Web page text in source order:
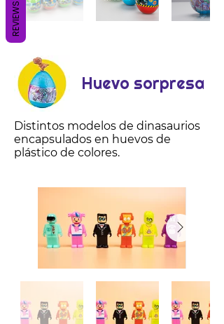
Huevo sorpresa
Distintos modelos de dinasaurios
encapsulados en huevos de
plástico de colores.
REVIEWS